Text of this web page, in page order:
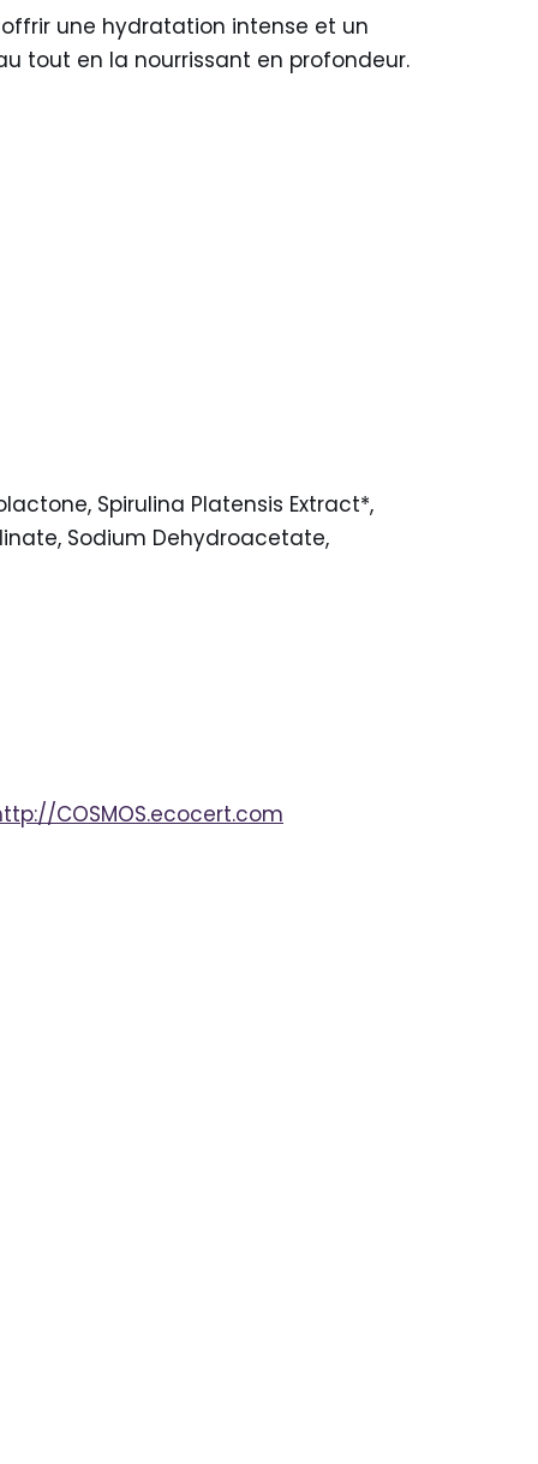
une hydratation intense et un
tout en la nourrissant en profondeur.
Spirulina Platensis Extract*,
Sodium Dehydroacetate,
COSMOS.ecocert.com